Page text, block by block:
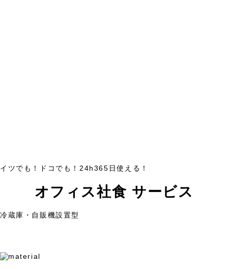
イツで も ！ ドコで も ！ 24h365 日使 え る ！
オ フ ィ ス社食 サー ビス
冷蔵庫・自販機設置型